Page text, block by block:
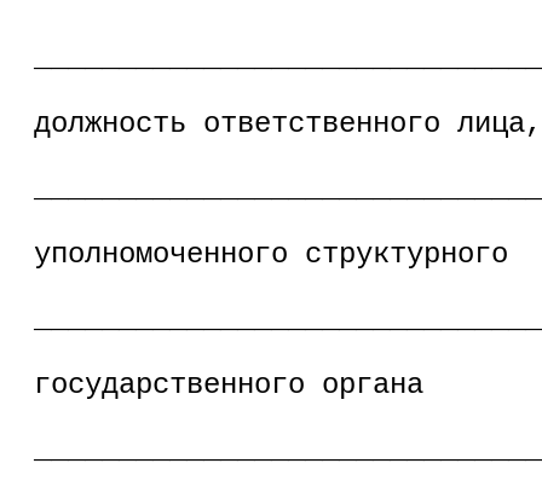
должность ответственного лица,
уполномоченного структурного
государственного органа